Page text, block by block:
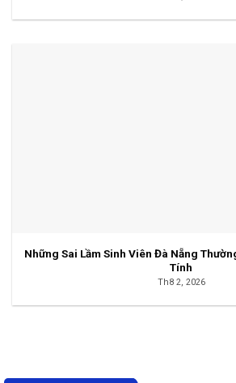
Những Sai Lầm Sinh Viên Đà Nẵng
Tính
Th8 2, 2026